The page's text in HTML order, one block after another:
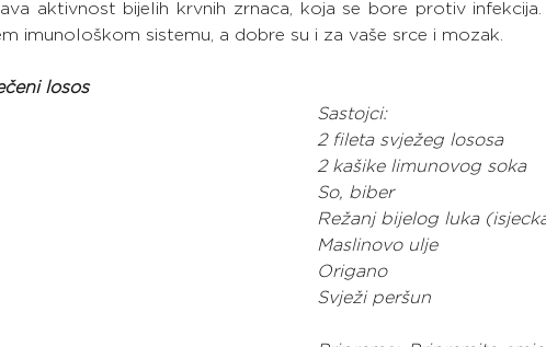
aktivnost bijelih krvnih zrnaca, koja se bore protiv
imunološkom sistemu, a dobre su i za vaše srce i mozak.
losos
Sastojci:
2 fileta svježeg lososa
2 kašike limunovog soka
So, biber
Režanj bijelog luka
Maslinovo ulje
Origano
Svježi peršun